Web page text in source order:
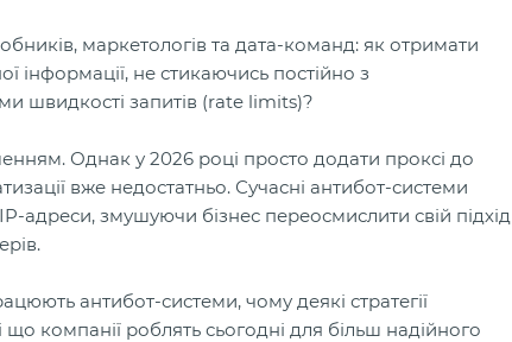
маркетологів та дата-команд: як отримати
інформації, не стикаючись постійно з
швидкості запитів (rate limits)?
Однак у 2026 році просто додати проксі до
вже недостатньо. Сучасні антибот-системи
адреси, змушуючи бізнес переосмислити свій підхід
антибот-системи, чому деякі стратегії
компанії роблять сьогодні для більш надійного